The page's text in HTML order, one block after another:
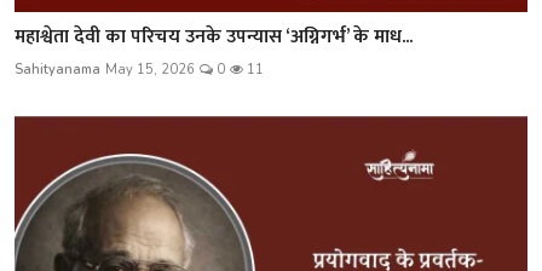
महाश्वेता देवी का परिचय उनके उपन्यास ‘अग्निगर्भ’ के माध...
Sahityanama May 15, 2026 0 11